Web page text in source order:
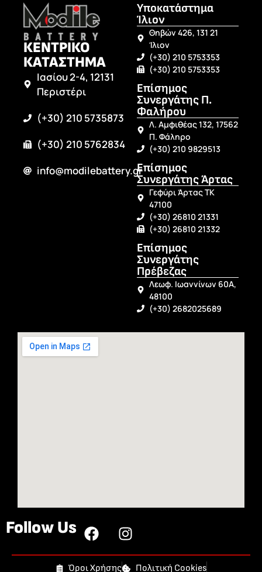
ΚΕΝΤΡΙΚΟ
ΚΑΤΑΣΤΗΜΑ
Ιασίου 2-4, 12131
Περιστέρι
(+30) 210 5735873
(+30) 210 5762834
info@modilebattery.gr
Υποκατάστημα
Ίλιον
Θηβών 426, 131 21
Ίλιον
(+30) 210 5753353
(+30) 210 5753353
Επίσημος
Συνεργάτης Π.
Φαλήρου
Λ. Αμφιθέας 132, 17562
Π. Φάληρο
(+30) 210 9829513
Επίσημος
Συνεργάτης Άρτας
Γεφύρι Άρτας ΤΚ
47100
(+30) 26810 21331
(+30) 26810 21332
Επίσημος
Συνεργάτης
Πρέβεζας
Λεωφ. Ιωαννίνων 60Α,
48100
(+30) 2682025689
Follow Us
Όροι Χρήσης Πολιτική Cookies